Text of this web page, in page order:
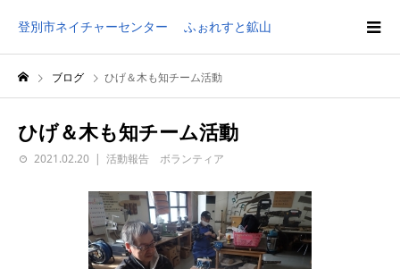
登別市ネイチャーセンター ふぉれすと鉱山
ブログ ひげ＆木も知チーム活動
ひげ＆木も知チーム活動
2021.02.20 活動報告 ボランティア